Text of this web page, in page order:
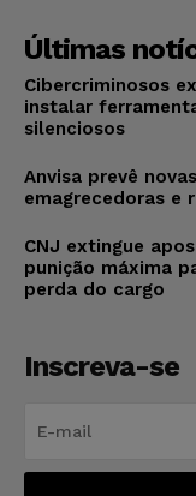
Últimas
Cibercriminosos
instalar
silenciosos
Anvisa prevê
emagrecedoras e
CNJ extingue
punição máxima
perda do cargo
Inscreva-se